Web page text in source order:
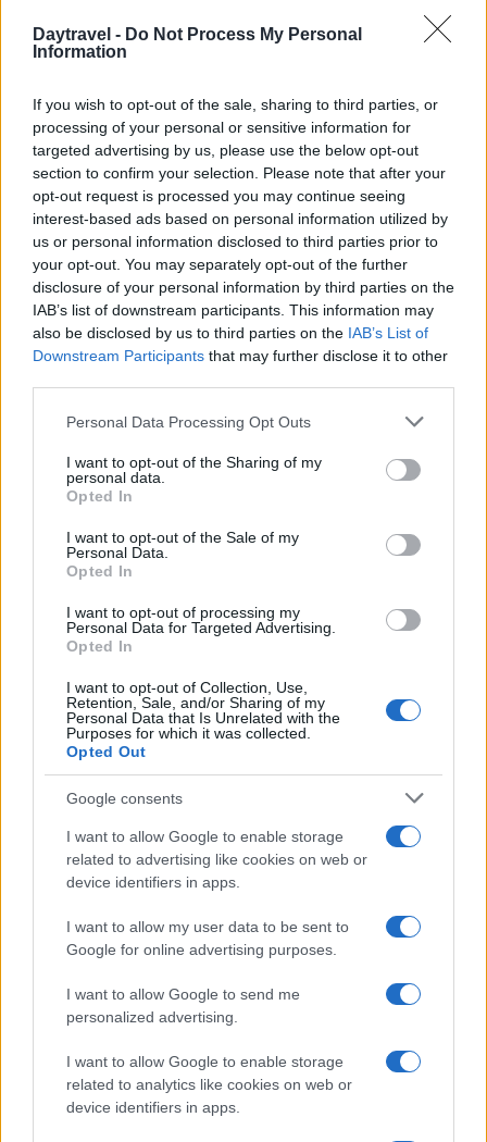
Daytravel - Do Not Process My Personal
Information
If you wish to opt-out of the sale, sharing to third parties, or
processing of your personal or sensitive information for
targeted advertising by us, please use the below opt-out
section to confirm your selection. Please note that after your
opt-out request is processed you may continue seeing
interest-based ads based on personal information utilized by
us or personal information disclosed to third parties prior to
your opt-out. You may separately opt-out of the further
disclosure of your personal information by third parties on the
IAB’s list of downstream participants. This information may
also be disclosed by us to third parties on the IAB’s List of
Downstream Participants that may further disclose it to other
Please note that this website/app uses one or more Google
not limited to your visit or usage behaviour. You may click to
grant or deny consent to Google and its third-party tags to
use your data for below specified purposes in below Google
consent section.
Personal Data Processing Opt Outs
I want to opt-out of the Sharing of my
personal data.
Opted In
I want to opt-out of the Sale of my
Personal Data.
Opted In
I want to opt-out of processing my
Personal Data for Targeted Advertising.
Opted In
I want to opt-out of Collection, Use,
Retention, Sale, and/or Sharing of my
Personal Data that Is Unrelated with the
Purposes for which it was collected.
Opted Out
Google consents
I want to allow Google to enable storage
related to advertising like cookies on web or
device identifiers in apps.
I want to allow my user data to be sent to
Google for online advertising purposes.
I want to allow Google to send me
personalized advertising.
I want to allow Google to enable storage
related to analytics like cookies on web or
device identifiers in apps.
minuti e coniugano natura, cultura e produzioni
valorizzare
itinerari di prossimità
contribuisce a
decongestionare i centri urbani e a distribuire i
flussi turistici sul territorio.0
AUTORE
Matteo Pellegrino
Matteo Pellegrino ha organizzato una sfilata
pop-up nei vicoli del Quartieri Spagnoli per
promuovere giovani designer; è editorialista
tendenze locali. Nato a Napoli, conserva
bozze di pattern e appunti presi nelle sartorie
Continua a leggere
1 GIORNO OUT